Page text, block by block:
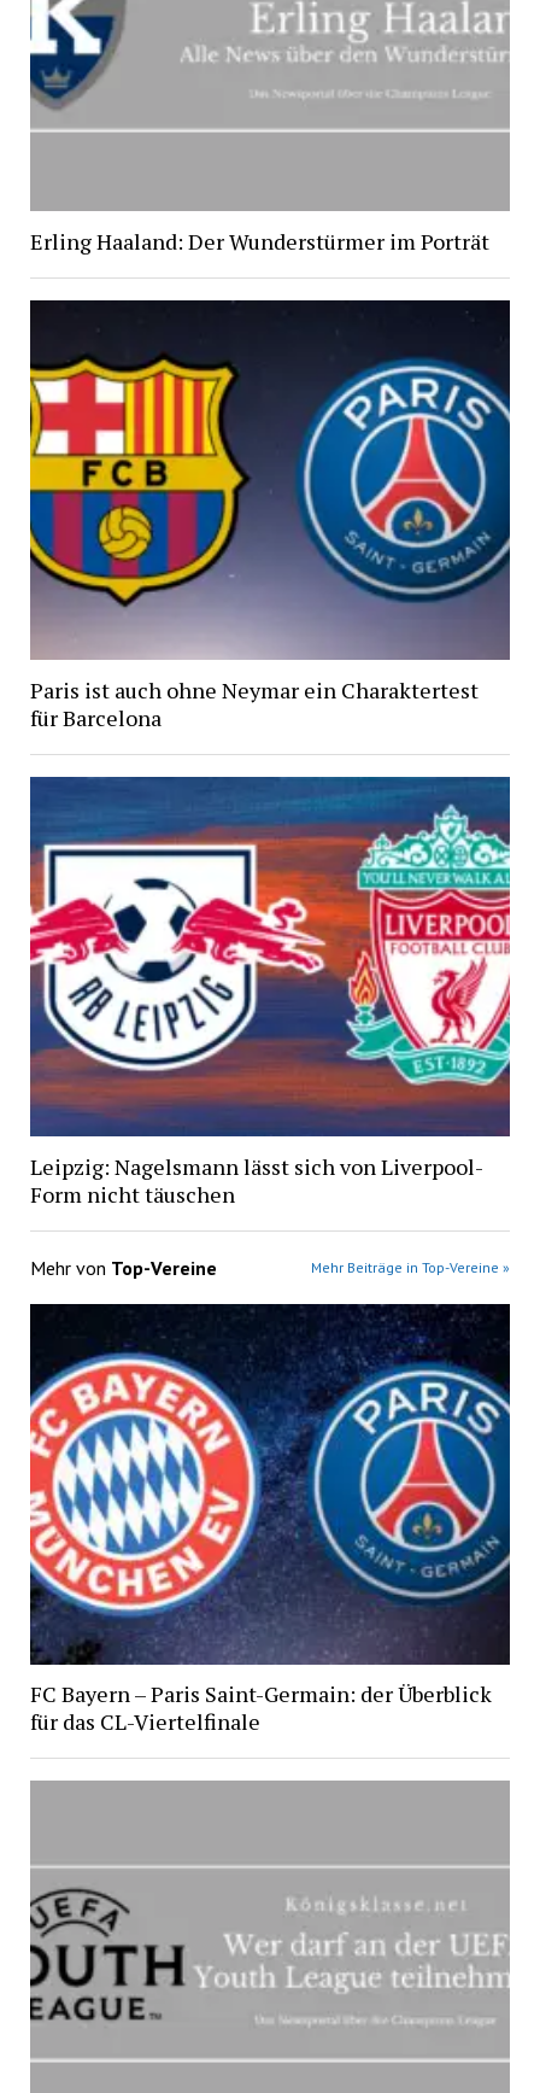
Erling Haaland: Der Wunderstürmer im Porträt
Paris ist auch ohne Neymar ein Charaktertest
für Barcelona
Leipzig: Nagelsmann lässt sich von Liverpool-
Form nicht täuschen
Mehr von Top-Vereine Mehr Beiträge in Top-Vereine »
FC Bayern – Paris Saint-Germain: der Überblick
für das CL-Viertelfinale